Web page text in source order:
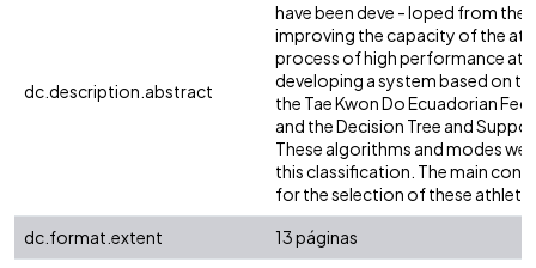
dc.description.abstract
have been deve - loped from
improving the capacity of the
process of high performance
developing a system based on
the Tae Kwon Do Ecuadorian
and the Decision Tree and
These algorithms and modes
this classification. The main
for the selection of these
dc.format.extent
13 páginas